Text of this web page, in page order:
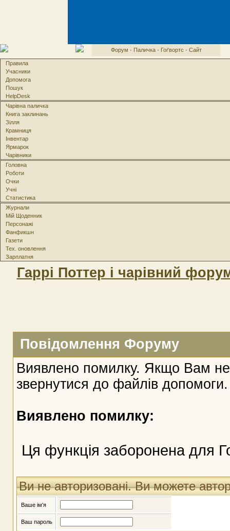
Форум · Паличка· Гоґвортс · Сайт
Правила
Учасники
Допомога
Пошук
HelpDesk
Чарівна паличка
Книга заклинань
Зілля
Крамниця
Інвентар
Ярмарок
Чарівники
Головна
Роботи
Очки
Учні
Статистика
Журнали
Мій Щоденник
Персонажі
Фанфикшн
Газети
Тех. оновлення
Зарплатня
Гаррі Поттер і чарівний
Повідомлення Форуму
Виявлено помилку. Якщо Вам
звернутися до файлів допомоги.
Виявлено помилку:
Ця функція заборонена для
Ви не авторизовані. Ви можете
Ваше ім'я
Ваш пароль